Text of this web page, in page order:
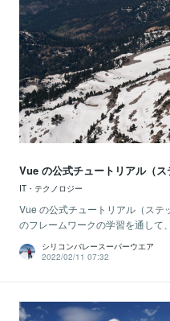
Vue の公式チュートリアル（ス
IT・テクノロジー
Vue の公式チュートリアル（ステ
のフレームワークの学習を通して
シリコンバレースーパーウエア
2022/02/11 07:32